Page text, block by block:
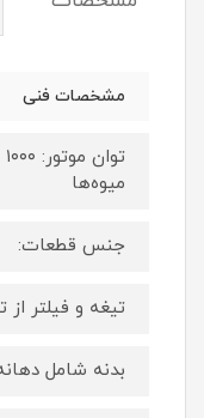
مشخصات فنی
میوه‌ها
جنس قطعات:
تیغه و فیلتر
بدنه شامل